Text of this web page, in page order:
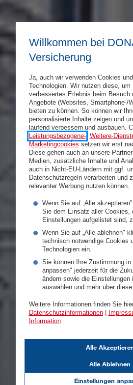
Willkommen bei
Versicherung
Ja, auch wir verwenden Cookies
Technologien. Wir nutzen diese, um
verbessertes Erlebnis beim Besuch
Angebote (Websites, Smartphone-/
bieten zu können. So können wir
personalisierte Inhalte zeigen und
laufend verbessern und ausbauen.
Leistungsbezogene-, Weitere-
Marketingcookies setzen wir erst
Diese gehen auch an unsere
Medien, zusätzliche Inhalte und
auch in Nicht-EU-Ländern mit ggf.
Datenschutzregeln verarbeiten und
relevanter Werbung nutzen können.
Wenn Sie auf „Alle
Sie dem Einsatz aller Cookies,
Einstellungen aufgelistet sind,
Wenn Sie auf „Alle ablehnen"
technisch notwendige Cookies
Technologien ein.
Sie können Ihre Zustimmung in
anpassen" jederzeit für die
ändern sowie die Einstellungen
auswählen und mehr über diese
Weitere Informationen finden Sie
Datenschutzinformationen|
Information
Einstellungen
Alle Ablehnen
Alle